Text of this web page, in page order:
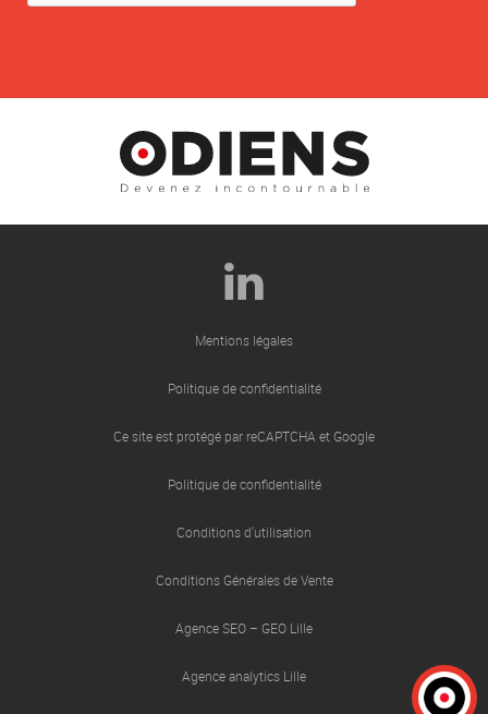
Mentions légales
Politique de confidentialité
Ce site est protégé par reCAPTCHA et Google
Politique de confidentialité
Conditions d’utilisation
Conditions Générales de Vente
Agence SEO – GEO Lille
Agence analytics Lille